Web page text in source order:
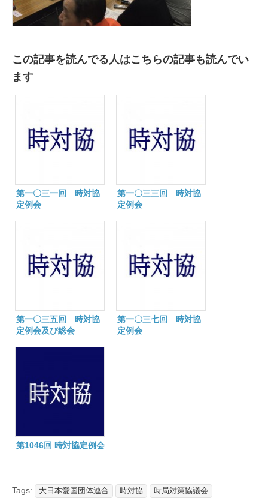
この記事を読んでる人はこちらの記事も読んでい
ます
第一〇三一回 時対協
定例会
第一〇三三回 時対協
定例会
第一〇三五回 時対協
定例会及び総会
第一〇三七回 時対協
定例会
第1046回 時対協定例会
Tags: 大日本愛国団体連合 時対協 時局対策協議会